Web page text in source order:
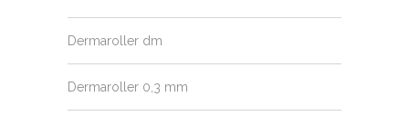
Dermaroller dm
Dermaroller 0,3 mm